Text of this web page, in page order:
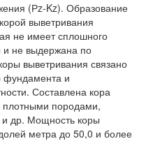
(Рz-Kz). Образование
выветривания
не имеет сплошного
и не выдержана по
выветривания связано
фундамента и
Составлена ​​кора
породами,
и др. Мощность коры
метра до 50,0 и более